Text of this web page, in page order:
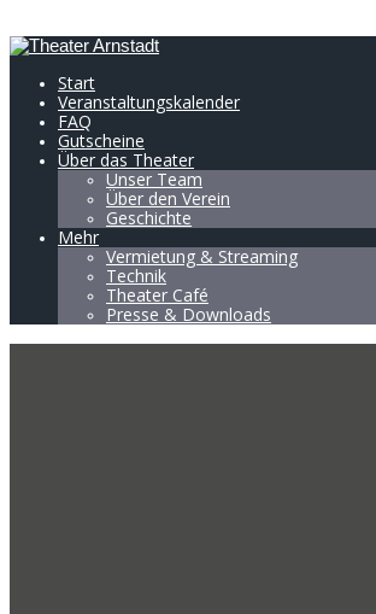
Start
Veranstaltungskalender
FAQ
Gutscheine
Über das Theater
Unser Team
Über den Verein
Geschichte
Mehr
Vermietung & Streaming
Technik
Theater Café
Presse & Downloads